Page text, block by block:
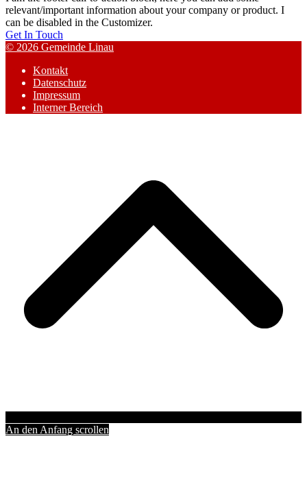
relevant/important information about your company or product. I
can be disabled in the Customizer.
Get In Touch
© 2026 Gemeinde Linau
Kontakt
Datenschutz
Impressum
Interner Bereich
An den Anfang scrollen